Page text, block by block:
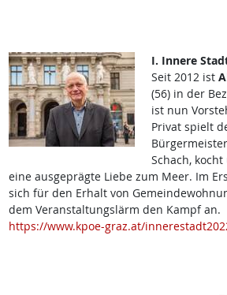
I. Innere
Seit 2012 ist
(56) in der
ist nun
Privat spielt
Schach,
eine ausgeprägte Liebe zum Meer. Im
sich für den Erhalt von
dem Veranstaltungslärm den Kampf an.
https://www.kpoe-graz.at/